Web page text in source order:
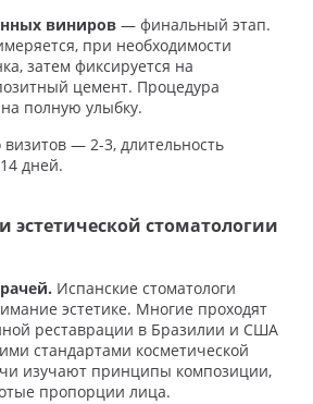
виниров — финальный этап.
при необходимости
затем фиксируется на
цемент. Процедура
полную улыбку.
— 2-3, длительность
дней.
эстетической стоматологии
Испанские стоматологи
эстетике. Многие проходят
реставрации в Бразилии и США
стандартами косметической
изучают принципы композиции,
пропорции лица.